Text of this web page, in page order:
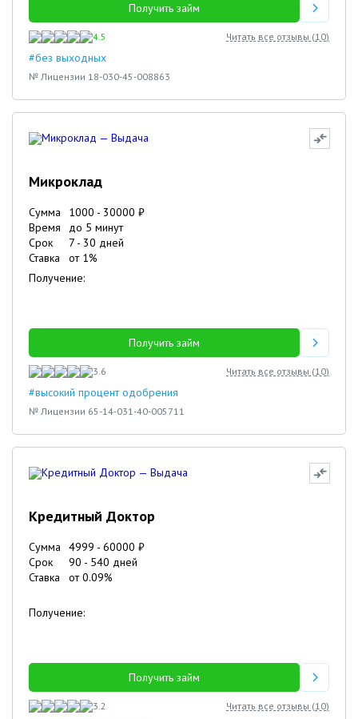
Получить займ
4.5 Читать все отзывы (10)
#без выходных
№ Лицензии 18-030-45-008863
Микроклад
Сумма 1000 - 30000 ₽
Время
до 5 минут
Срок
7 - 30 дней
Ставка
от 1%
Получение:
Получить займ
3.6 Читать все отзывы (10)
#высокий процент одобрения
№ Лицензии 65-14-031-40-005711
Кредитный Доктор
Сумма 4999 - 60000 ₽
Срок
90 - 540 дней
Ставка
от0.09%
Получение:
Получить займ
3.2 Читать все отзывы (10)